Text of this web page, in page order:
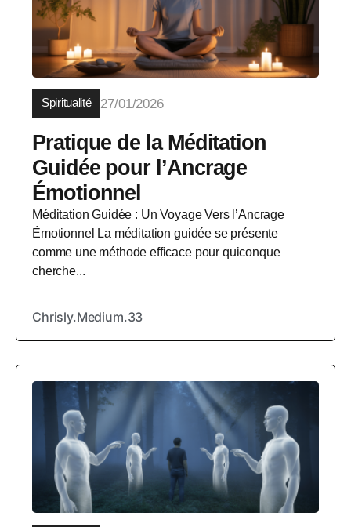
Spiritualité 27/01/2026
Pratique de la Méditation
Guidée pour l’Ancrage
Émotionnel
Méditation Guidée : Un Voyage Vers l’Ancrage
Émotionnel La méditation guidée se présente
comme une méthode efficace pour quiconque
cherche...
Chrisly.Medium.33